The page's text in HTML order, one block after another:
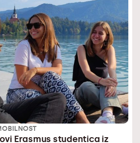
Erasmus studentica iz